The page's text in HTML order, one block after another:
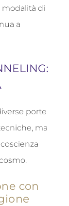
modalità di
a
porte
ma
con